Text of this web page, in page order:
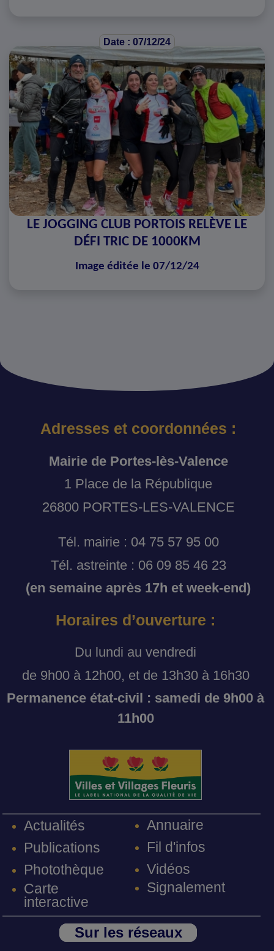
Date : 07/12/24
LE JOGGING CLUB PORTOIS RELÈVE LE
DÉFI TRIC DE 1000KM
Image éditée le 07/12/24
Adresses et coordonnées :
Mairie de Portes-lès-Valence
1 Place de la République
26800 PORTES-LES-VALENCE
Tél. mairie : 04 75 57 95 00
Tél. astreinte : 06 09 85 46 23
(en semaine après 17h et week-end)
Horaires d’ouverture :
Du lundi au vendredi
de 9h00 à 12h00, et de 13h30 à 16h30
Permanence état-civil : samedi de 9h00 à
11h00
Actualités
Publications
Photothèque
Carte
interactive
Annuaire
Fil d'infos
Vidéos
Signalement
Sur les réseaux